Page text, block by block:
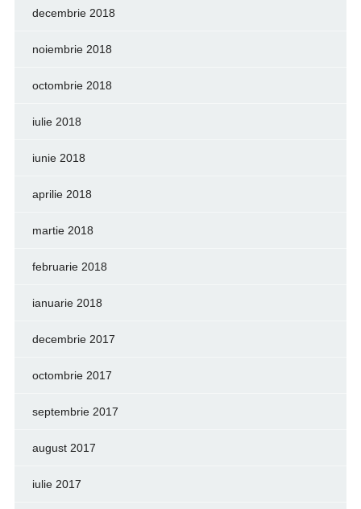
decembrie 2018
noiembrie 2018
octombrie 2018
iulie 2018
iunie 2018
aprilie 2018
martie 2018
februarie 2018
ianuarie 2018
decembrie 2017
octombrie 2017
septembrie 2017
august 2017
iulie 2017